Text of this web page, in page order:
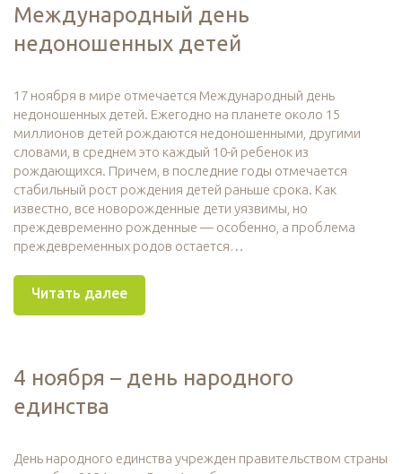
Международный день
недоношенных детей
17 ноября в мире отмечается Международный день
недоношенных детей. Ежегодно на планете около 15
миллионов детей рождаются недоношенными, другими
словами, в среднем это каждый 10-й ребенок из
рождающихся. Причем, в последние годы отмечается
стабильный рост рождения детей раньше срока. Как
известно, все новорожденные дети уязвимы, но
преждевременно рожденные — особенно, а проблема
преждевременных родов остается…
Читать далее
4 ноября – день народного
единства
День народного единства учрежден правительством страны